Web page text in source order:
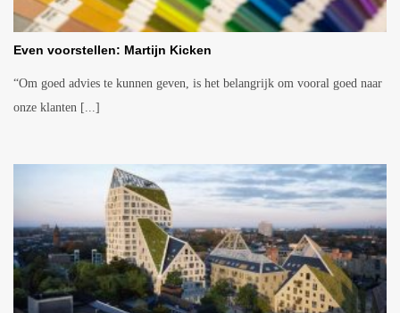
Even voorstellen: Martijn Kicken
“Om goed advies te kunnen geven, is het belangrijk om vooral goed naar
onze klanten [...]